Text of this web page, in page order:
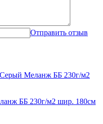
Отправить отзыв
ББ 230г/м2 шир. 180см